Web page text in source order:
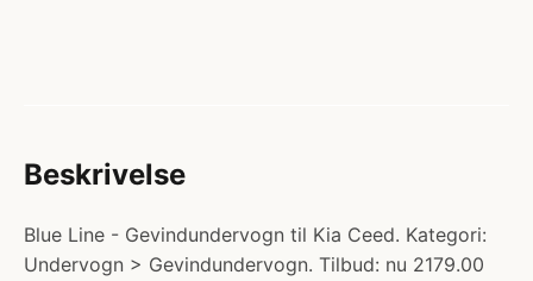
Beskrivelse
Blue Line - Gevindundervogn til Kia Ceed. Kategori:
Undervogn > Gevindundervogn. Tilbud: nu 2179.00